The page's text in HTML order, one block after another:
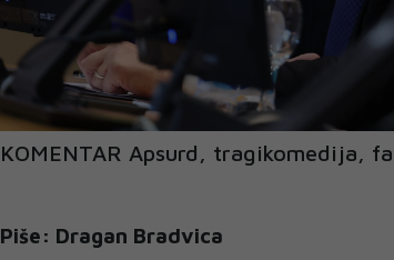
KOMENTAR Apsurd, tragikomedija,
Piše: Dragan Bradvica